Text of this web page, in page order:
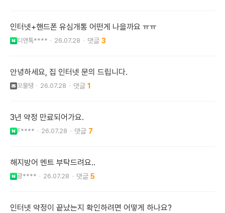
인터넷+핸드폰 유심개통 어떤게 나을까요 ㅠㅠ
티앤톡**** 26.07.28 3
안녕하세요, 집 인터넷 문의 드립니다.
꼬물탱 26.07.28 1
3년 약정 만료되어가요.
F**** 26.07.28 7
해지방어 멘트 부탁드려요..
광**** 26.07.28 5
인터넷 약정이 끝났는지 확인하려면 어떻게 하나요?